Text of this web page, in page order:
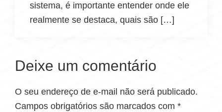
sistema, é importante entender onde ele
realmente se destaca, quais são […]
Deixe um comentário
O seu endereço de e-mail não será publicado.
Campos obrigatórios são marcados com *